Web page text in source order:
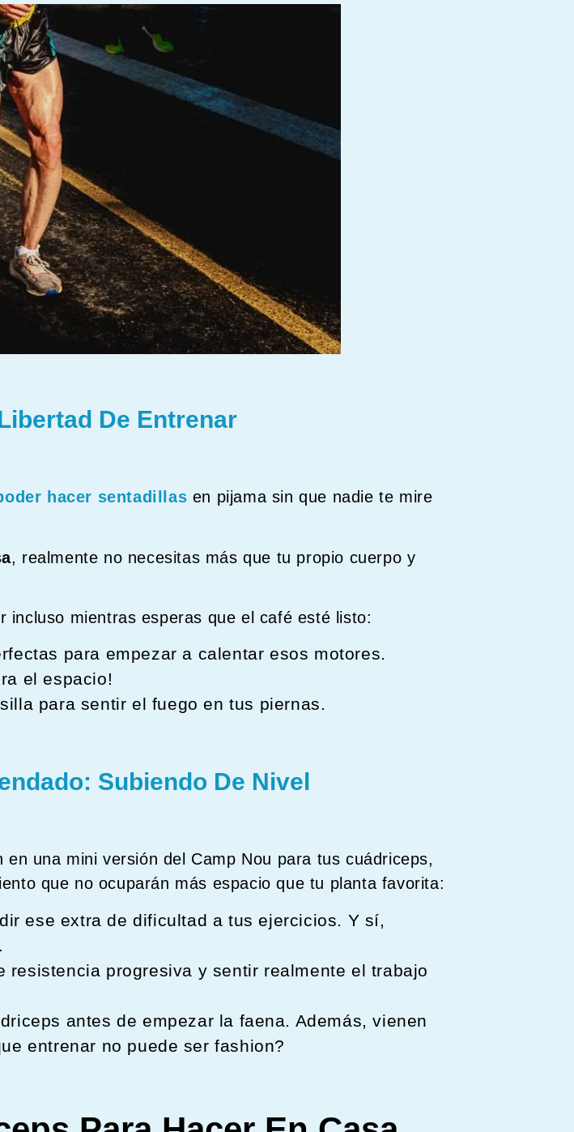
De Entrenar
hacer sentadillas en pijama sin que nadie te mire
, realmente no necesitas más que tu propio cuerpo y
mientras esperas que el café esté listo:
para empezar a calentar esos motores.
el espacio!
para sentir el fuego en tus piernas.
Subiendo De Nivel
una mini versión del Camp Nou para tus cuádriceps,
que no ocuparán más espacio que tu planta favorita:
ese extra de dificultad a tus ejercicios. Y sí,
resistencia progresiva y sentir realmente el trabajo
antes de empezar la faena. Además, vienen
entrenar no puede ser fashion?